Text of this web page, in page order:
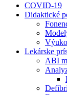
COVID-19
Didaktické
Lekárske
ABI